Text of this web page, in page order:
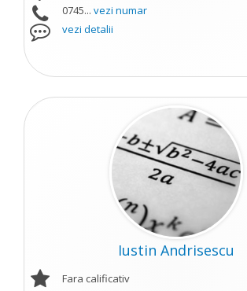
0745... vezi numar
vezi detalii
Iustin Andrisescu
Fara calificativ